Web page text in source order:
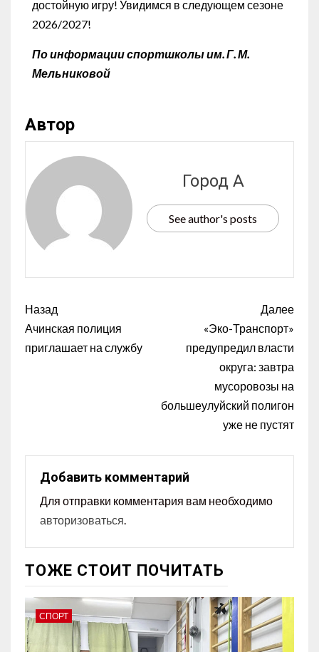
достойную игру! Увидимся в следующем сезоне
2026/2027!
По информации спортшколы им. Г. М.
Мельниковой
Автор
Город А
See author's posts
Назад
Ачинская полиция
приглашает на службу
Далее
«Эко-Транспорт»
предупредил власти
округа: завтра
мусоровозы на
большеулуйский полигон
уже не пустят
Добавить комментарий
Для отправки комментария вам необходимо
авторизоваться
ТОЖЕ СТОИТ ПОЧИТАТЬ
СПОРТ